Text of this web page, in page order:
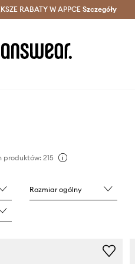
Dostawa nawet w 24h >
RABATY W APPCESzczegóły
215
Rozmiar ogólny